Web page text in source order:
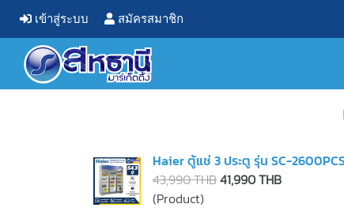
เข้าสู่ระบบ สมัครสมาชิก
Haier ตู้แช่ 3 ประตู รุ่น SC-
43,990 THB41,990 THB
(Product)